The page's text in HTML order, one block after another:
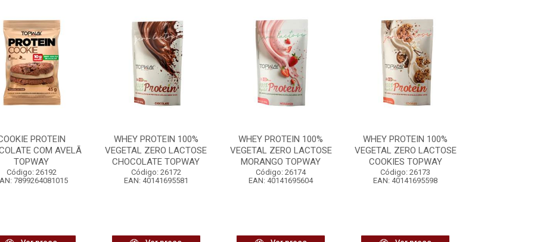
PROTEIN
COM AVELÃ
TOPWAY
Código: 26192
7899264081015
WHEY PROTEIN 100%
VEGETAL ZERO LACTOSE
CHOCOLATE TOPWAY
Código: 26172
EAN: 40141695581
WHEY PROTEIN 100%
VEGETAL ZERO LACTOSE
MORANGO TOPWAY
Código: 26174
EAN: 40141695604
WHEY PROTEIN 100%
VEGETAL ZERO LACTOSE
COOKIES TOPWAY
Código: 26173
EAN: 40141695598